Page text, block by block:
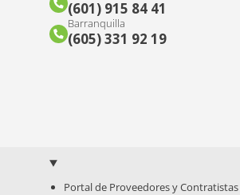
(601) 915 84 41
Barranquilla
(605) 331 92 19
Portal de Proveedores y Contratistas